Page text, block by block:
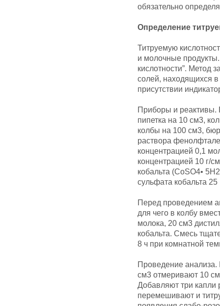
обязательно
Определение
Титруемую
и молочные
кислотности”. Метод
солей, находящихся
присутствии
Приборы и реактивы.
пипетка на 10 см3,
колбы на 100 см3,
раствора
концентрацией 0,1
концентрацией 10 г/
кобальта (CoSO4•
сульфата кобальта
Перед проведением
для чего в колбу
молока, 20 см3
кобальта. Смесь
8 ч при комнатной
Проведение
см3 отмеривают 10
Добавляют три
перемешивают и